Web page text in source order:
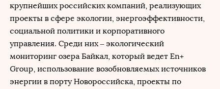
крупнейших российских компаний, реализующих
проекты в сфере экологии, энергоэффективности,
социальной политики и корпоративного
управления. Среди них – экологический
мониторинг озера Байкал, который ведет En+
Group, использование возобновляемых источников
энергии в порту Новороссийска, проекты по